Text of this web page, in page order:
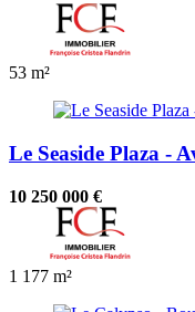
53 m²
Le Seaside Plaza -
10 250 000 €
1 177 m²